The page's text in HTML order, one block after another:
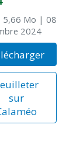
Mo | 08
2024
sur